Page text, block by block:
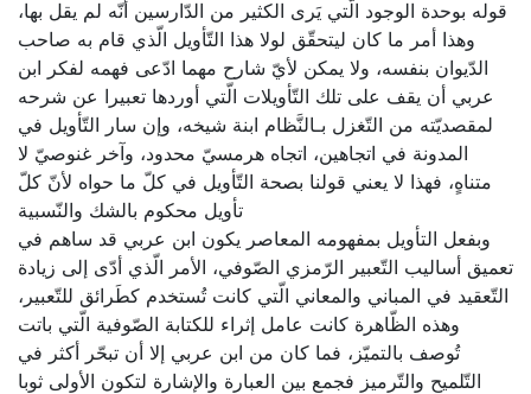
قوله بوحدة الوجود الّتي يَرى الكثير من الدّارسين أنّه لم يقل بها،
وهذا أمر ما كان ليتحقّق لولا هذا التّأويل الّذي قام به صاحب
الدّيوان بنفسه، ولا يمكن لأيّ شارح مهما ادّعى فهمه لفكر ابن
عربي أن يقف على تلك التّأويلات الّتي أوردها تعبيرا عن شرحه
لمقصديّته من التّغزل بـالنَّظام ابنة شيخه، وإن سار التّأويل في
المدونة في اتجاهين، اتجاه هرمسيّ محدود، وآخر غنوصيّ لا
متناهٍ، فهذا لا يعني قولنا بصحة التّأويل في كلّ ما حواه لأنّ كلّ
تأويل محكوم بالشك والنّسبية
وبفعل التأويل بمفهومه المعاصر يكون ابن عربي قد ساهم في
تعميق أساليب التّعبير الرّمزي الصّوفي، الأمر الّذي أدّى إلى زيادة
التّعقيد في المباني والمعاني الّتي كانت تُستخدم كطَرائق للتّعبير،
وهذه الظّاهرة كانت عامل إثراء للكتابة الصّوفية الّتي باتت
تُوصف بالتميّز، فما كان من ابن عربي إلا أن تبحّر أكثر في
التّلميح والتّرميز فجمع بين العبارة والإشارة لتكون الأولى ثوبا